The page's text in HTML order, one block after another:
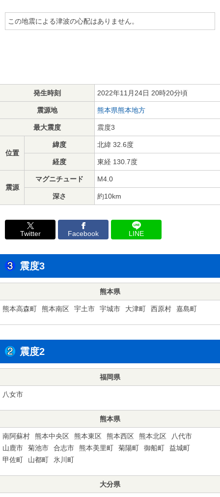
この地震による津波の心配はありません。
発生時刻 2022年11月24日 20時20分頃
震源地 熊本県熊本地方
最大震度 震度3
位置
緯度 北緯 32.6度
経度 東経 130.7度
震源
マグニチュード M4.0
深さ 約10km
Twitter Facebook LINE
震度3
熊本県
熊本高森町 熊本南区 宇土市 宇城市 大津町 西原村 嘉島町
震度2
福岡県
八女市
熊本県
南阿蘇村 熊本中央区 熊本東区 熊本西区 熊本北区
八代市
山鹿市
菊池市 合志市 熊本美里町 菊陽町 御船町
益城町
甲佐町
山都町 氷川町
大分県